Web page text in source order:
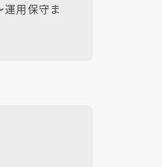
運用保守ま